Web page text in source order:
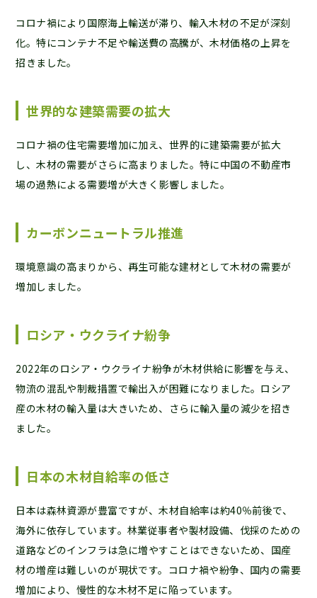
コロナ禍により国際海上輸送が滞り、輸入木材の不足が深刻
化。特にコンテナ不足や輸送費の高騰が、木材価格の上昇を
招きました。
世界的な建築需要の拡大
コロナ禍の住宅需要増加に加え、世界的に建築需要が拡大
し、木材の需要がさらに高まりました。特に中国の不動産市
場の過熱による需要増が大きく影響しました。
カーボンニュートラル推進
環境意識の高まりから、再生可能な建材として木材の需要が
増加しました。
ロシア・ウクライナ紛争
2022年のロシア・ウクライナ紛争が木材供給に影響を与え、
物流の混乱や制裁措置で輸出入が困難になりました。ロシア
産の木材の輸入量は大きいため、さらに輸入量の減少を招き
ました。
日本の木材自給率の低さ
日本は森林資源が豊富ですが、木材自給率は約40％前後で、
海外に依存しています。林業従事者や製材設備、伐採のための
道路などのインフラは急に増やすことはできないため、国産
材の増産は難しいのが現状です。コロナ禍や紛争、国内の需要
増加により、慢性的な木材不足に陥っています。